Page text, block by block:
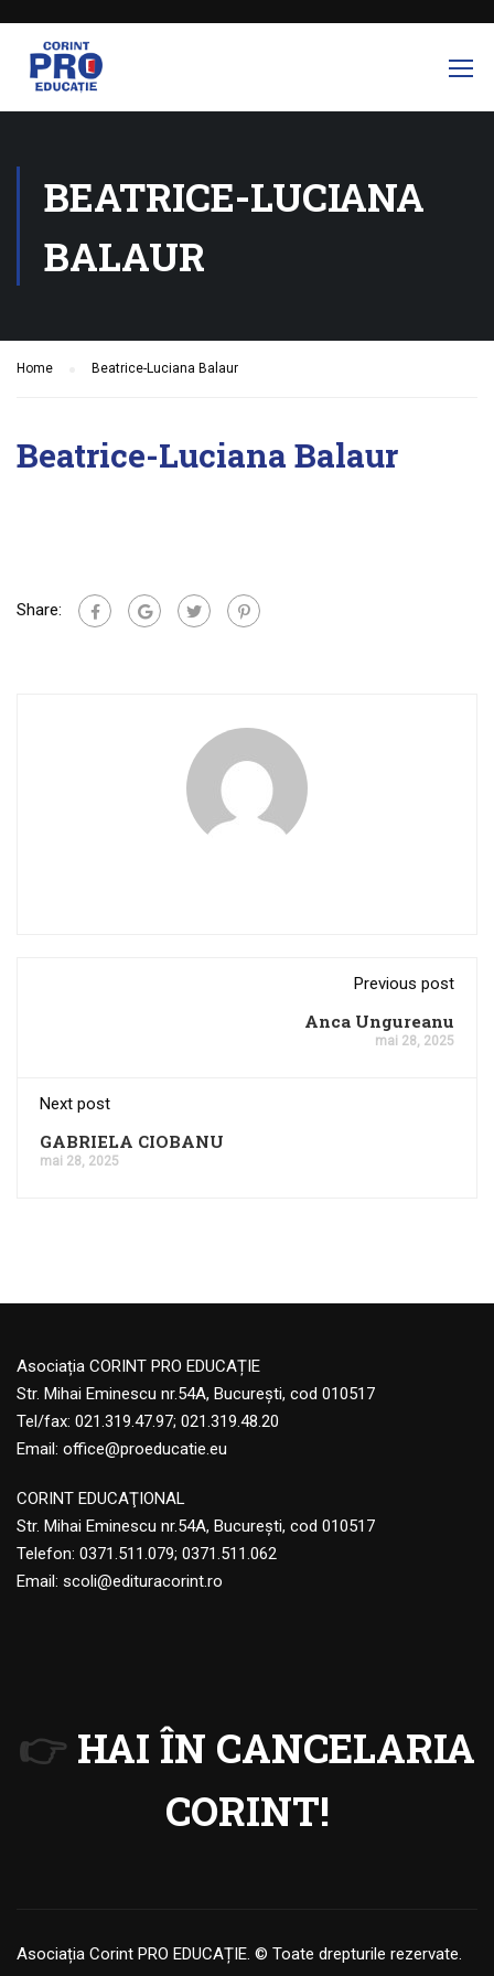
BEATRICE-LUCIANA
BALAUR
Home Beatrice-Luciana Balaur
Beatrice-Luciana Balaur
Share:
Previous post
Anca Ungureanu
mai 28, 2025
Next post
GABRIELA CIOBANU
mai 28, 2025
Asociația CORINT PRO EDUCAȚIE
Str. Mihai Eminescu nr.54A, București, cod 010517
Tel/fax: 021.319.47.97; 021.319.48.20
Email: office@proeducatie.eu
CORINT EDUCAŢIONAL
Str. Mihai Eminescu nr.54A, Bucureşti, cod 010517
Telefon: 0371.511.079; 0371.511.062
Email: scoli@edituracorint.ro
👉 HAI ÎN CANCELARIA
CORINT!
Asociația Corint PRO EDUCAȚIE. © Toate drepturile rezervate.